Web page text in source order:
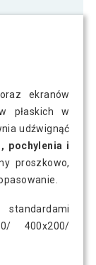
ekranów
płaskich w
udźwignąć
pochylenia i
proszkowo,
400x200/